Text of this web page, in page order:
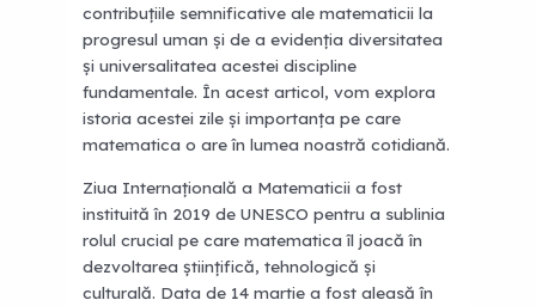
contribuțiile semnificative ale matematicii la
progresul uman și de a evidenția diversitatea
și universalitatea acestei discipline
fundamentale. În acest articol, vom explora
istoria acestei zile și importanța pe care
matematica o are în lumea noastră cotidiană.
Ziua Internațională a Matematicii a fost
instituită în 2019 de UNESCO pentru a sublinia
rolul crucial pe care matematica îl joacă în
dezvoltarea științifică, tehnologică și
culturală. Data de 14 martie a fost aleasă în